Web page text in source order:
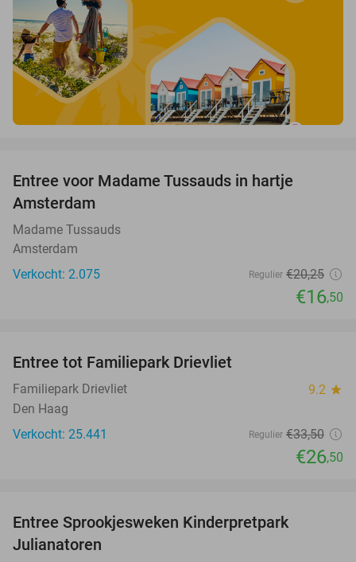
Entree voor Madame Tussauds in hartje
Amsterdam
Madame Tussauds
Amsterdam
Verkocht: 2.075
Regulier €20,25
€16,50
Entree tot Familiepark Drievliet
Familiepark Drievliet 9.2 star
Den Haag
Verkocht: 25.441
Regulier €33,50
€26,50
Entree Sprookjesweken Kinderpretpark
Julianatoren